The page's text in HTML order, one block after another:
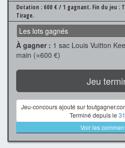
Dotation : 600 € / 1 gagnant. Fin du jeu :
Tirage.
Les lots gagnés
À gagner : 1 sac Louis Vuitton
main (≈600 €)
Jeu
Jeu-concours ajouté sur
Terminé depuis le
Voir les